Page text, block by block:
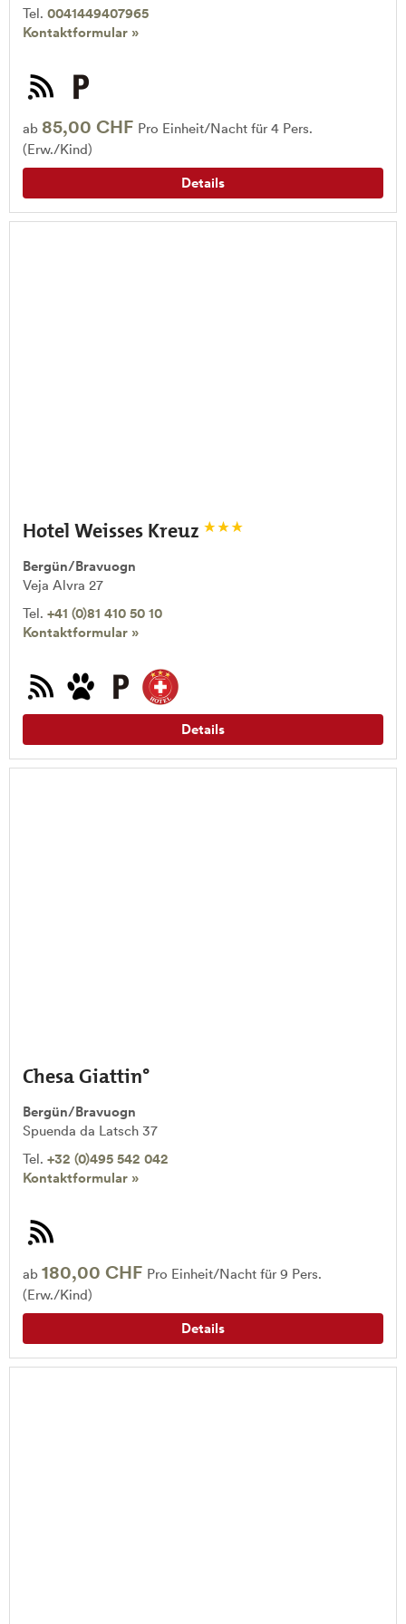
Tel. 0041449407965
Kontaktformular »
ab 85,00 CHF Pro Einheit/Nacht für 4 Pers.
(Erw./Kind)
Details
Hotel Weisses Kreuz
Bergün/Bravuogn
Veja Alvra 27
Tel. +41 (0)81 410 50 10
Kontaktformular »
Details
Chesa Giattin°
Bergün/Bravuogn
Spuenda da Latsch 37
Tel. +32 (0)495 542 042
Kontaktformular »
ab 180,00 CHF Pro Einheit/Nacht für 9 Pers.
(Erw./Kind)
Details